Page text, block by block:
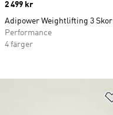
Price
2 499 kr
Adipower Weightlifting 3 Skor
Performance
4 färger